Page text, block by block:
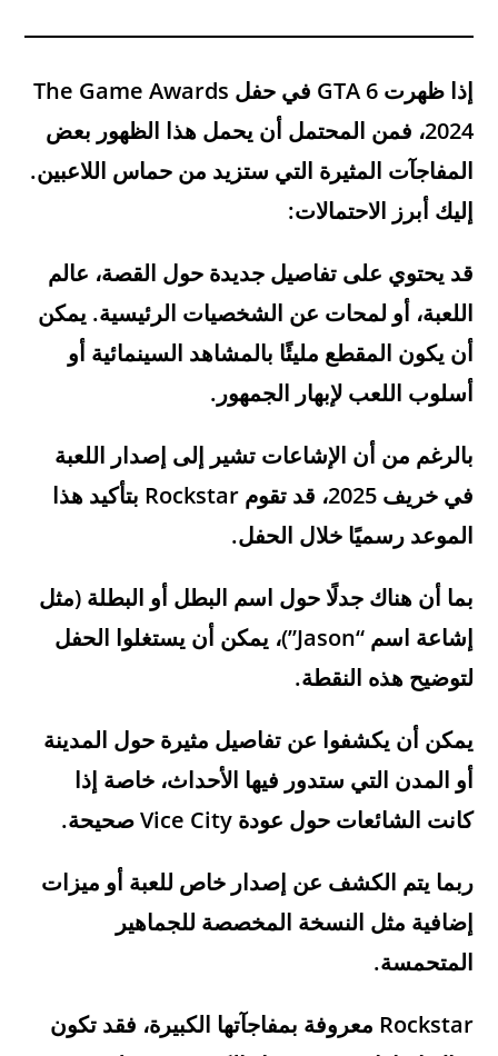
إذا ظهرتGTA 6 في حفل The Game Awards
2024، فمن المحتمل أن يحمل هذا الظهور بعض
المفاجآت المثيرة التي ستزيد من حماس اللاعبين.
إليك أبرز الاحتمالات:
قد يحتوي على تفاصيل جديدة حول القصة، عالم
اللعبة، أو لمحات عن الشخصيات الرئيسية. يمكن
أن يكون المقطع مليئًا بالمشاهد السينمائية أو
أسلوب اللعب لإبهار الجمهور.
بالرغم من أن الإشاعات تشير إلى إصدار اللعبة
في خريف 2025، قد تقوم Rockstar بتأكيد هذا
الموعد رسميًا خلال الحفل.
بما أن هناك جدلًا حول اسم البطل أو البطلة (مثل
إشاعة اسم “Jason”)، يمكن أن يستغلوا الحفل
لتوضيح هذه النقطة.
يمكن أن يكشفوا عن تفاصيل مثيرة حول المدينة
أو المدن التي ستدور فيها الأحداث، خاصة إذا
كانت الشائعات حول عودة Vice City صحيحة.
ربما يتم الكشف عن إصدار خاص للعبة أو ميزات
إضافية مثل النسخة المخصصة للجماهير
المتحمسة.
Rockstar معروفة بمفاجآتها الكبيرة، فقد تكون